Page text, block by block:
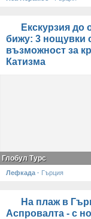
Екскурзия до
бижу: 3 нощувки
възможност за
Катизма
Глобул Турс
Лефкада · Гърция
На плаж в
Аспровалта - с